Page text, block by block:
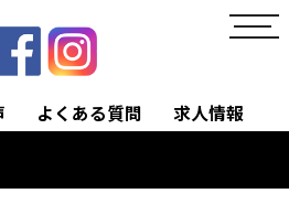
toggle
よくある質問 求人情報